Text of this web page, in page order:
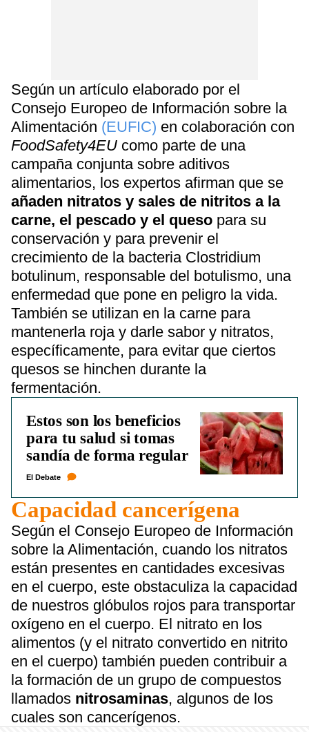
Según un artículo elaborado por el
Consejo Europeo de Información sobre la
Alimentación (EUFIC) en colaboración con
FoodSafety4EU como parte de una
campaña conjunta sobre aditivos
alimentarios, los expertos afirman que se
añaden nitratos y sales de nitritos a la
carne, el pescado y el queso para su
conservación y para prevenir el
crecimiento de la bacteria Clostridium
botulinum, responsable del botulismo, una
enfermedad que pone en peligro la vida.
También se utilizan en la carne para
mantenerla roja y darle sabor y nitratos,
específicamente, para evitar que ciertos
quesos se hinchen durante la
fermentación.
Estos son los beneficios
para tu salud si tomas
sandía de forma regular
El Debate
Capacidad cancerígena
Según el Consejo Europeo de Información
sobre la Alimentación, cuando los nitratos
están presentes en cantidades excesivas
en el cuerpo, este obstaculiza la capacidad
de nuestros glóbulos rojos para transportar
oxígeno en el cuerpo. El nitrato en los
alimentos (y el nitrato convertido en nitrito
en el cuerpo) también pueden contribuir a
la formación de un grupo de compuestos
llamados nitrosaminas, algunos de los
cuales son cancerígenos.